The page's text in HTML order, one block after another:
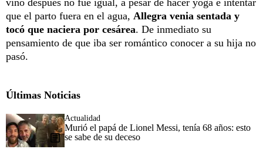
que el parto fuera en el agua, Allegra venia sentada y
tocó que naciera por cesárea. De inmediato su
pensamiento de que iba ser romántico conocer a su hija no
pasó.
Últimas Noticias
Actualidad
Murió el papá de Lionel Messi, tenía 68 años: esto
se sabe de su deceso